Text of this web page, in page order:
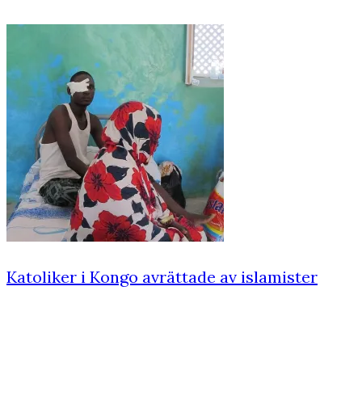
Katoliker i Kongo avrättade av islamister